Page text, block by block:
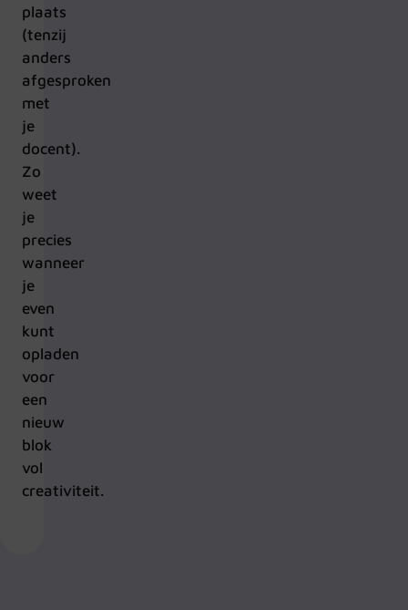
plaats
(tenzij
anders
afgesproken
met
je
docent).
Zo
weet
je
precies
wanneer
je
even
kunt
opladen
voor
een
nieuw
blok
vol
creativiteit.